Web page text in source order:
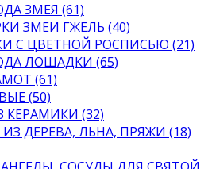
ЗМЕЯ (61)
ЗМЕИ ГЖЕЛЬ (40)
С ЦВЕТНОЙ РОСПИСЬЮ (21)
ЛОШАДКИ (65)
(61)
(50)
КЕРАМИКИ (32)
ДЕРЕВА, ЛЬНА, ПРЯЖИ (18)